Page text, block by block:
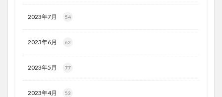
2023年7月 54
2023年6月 62
2023年5月 77
2023年4月 53